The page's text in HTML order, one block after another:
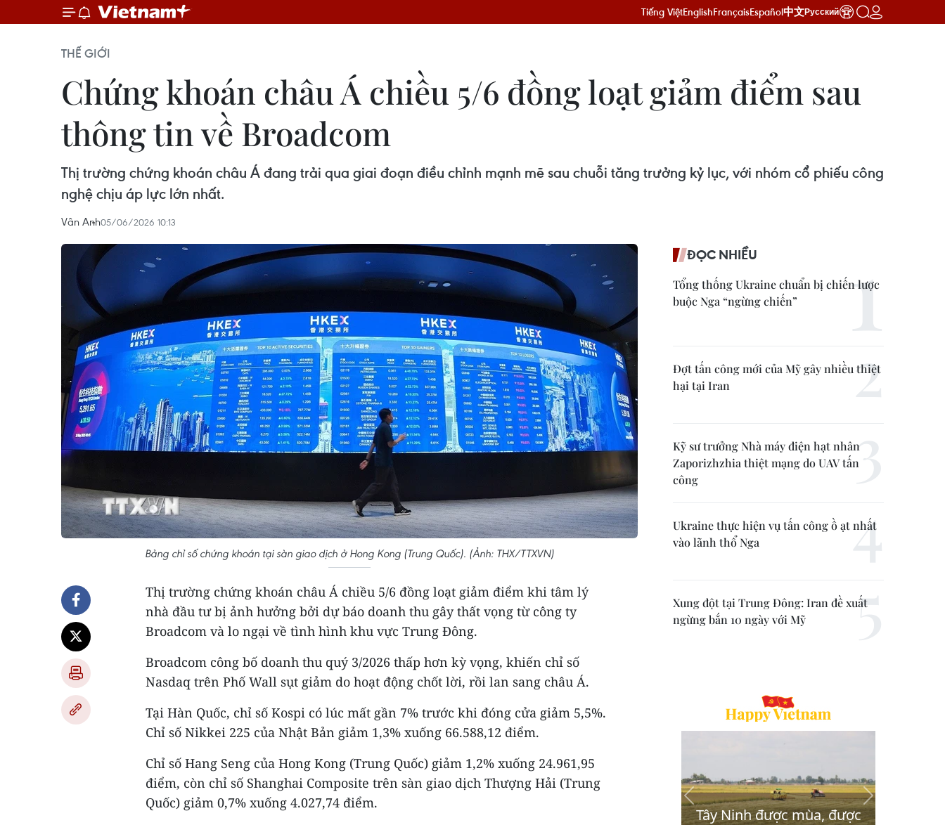
Tiếng ViệtEnglishFrançaisEspañol中文Русский
THẾ GIỚI
Chứng khoán châu Á chiều 5/6 đồng loạt giảm điểm sau
thông tin về Broadcom
Thị trường chứng khoán châu Á đang trải qua giai đoạn điều chỉnh mạnh mẽ sau chuỗi tăng trưởng kỷ lục, với nhóm cổ phiếu công
nghệ chịu áp lực lớn nhất.
Vân Anh05/06/2026 10:13
Bảng chỉ số chứng khoán tại sàn giao dịch ở Hong Kong (Trung Quốc). (Ảnh: THX/TTXVN)
Thị trường chứng khoán châu Á chiều 5/6 đồng loạt giảm điểm khi tâm lý
nhà đầu tư bị ảnh hưởng bởi dự báo doanh thu gây thất vọng từ công ty
Broadcom và lo ngại về tình hình khu vực Trung Đông.
Broadcom công bố doanh thu quý 3/2026 thấp hơn kỳ vọng, khiến chỉ số
Nasdaq trên Phố Wall sụt giảm do hoạt động chốt lời, rồi lan sang châu Á.
Tại Hàn Quốc, chỉ số Kospi có lúc mất gần 7% trước khi đóng cửa giảm 5,5%.
Chỉ số Nikkei 225 của Nhật Bản giảm 1,3% xuống 66.588,12 điểm.
Chỉ số Hang Seng của Hong Kong (Trung Quốc) giảm 1,2% xuống 24.961,95
điểm, còn chỉ số Shanghai Composite trên sàn giao dịch Thượng Hải (Trung
Quốc) giảm 0,7% xuống 4.027,74 điểm.
ĐỌC NHIỀU
Tổng thống Ukraine chuẩn bị chiến lược
buộc Nga “ngừng chiến”
Đợt tấn công mới của Mỹ gây nhiều thiệt
hại tại Iran
Kỹ sư trưởng Nhà máy điện hạt nhân
Zaporizhzhia thiệt mạng do UAV tấn
công
Ukraine thực hiện vụ tấn công ồ ạt nhất
vào lãnh thổ Nga
Xung đột tại Trung Đông: Iran đề xuất
ngừng bắn 10 ngày với Mỹ